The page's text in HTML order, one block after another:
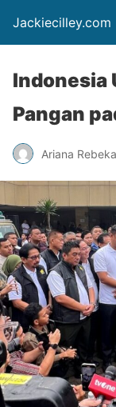
Jackiecilley.com
Indonesia
Pangan
Ariana Rebeka